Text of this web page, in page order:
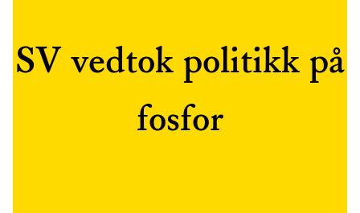
SV vedtok politikk på
fosfor